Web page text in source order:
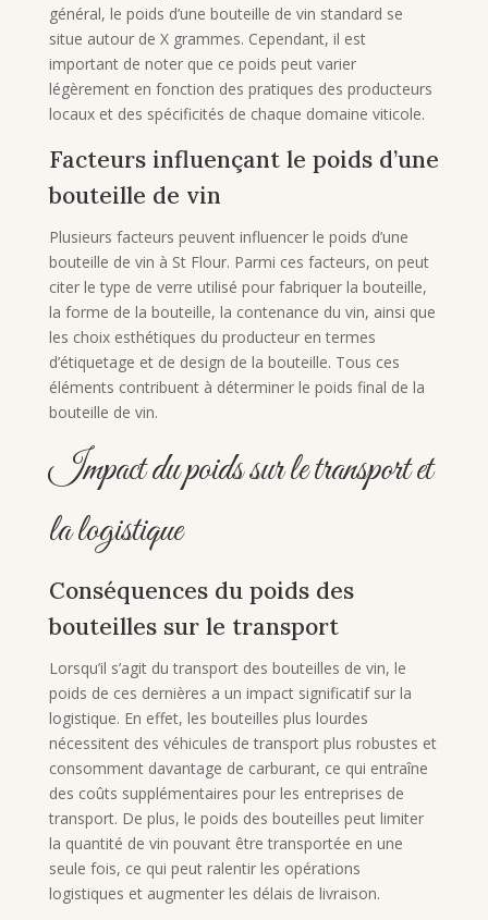
général, le poids d’une bouteille de vin standard se
situe autour de X grammes. Cependant, il est
important de noter que ce poids peut varier
légèrement en fonction des pratiques des producteurs
locaux et des spécificités de chaque domaine viticole.
Facteurs influençant le poids d’une
bouteille de vin
Plusieurs facteurs peuvent influencer le poids d’une
bouteille de vin à St Flour. Parmi ces facteurs, on peut
citer le type de verre utilisé pour fabriquer la bouteille,
la forme de la bouteille, la contenance du vin, ainsi que
les choix esthétiques du producteur en termes
d’étiquetage et de design de la bouteille. Tous ces
éléments contribuent à déterminer le poids final de la
bouteille de vin.
Impact du poids sur le transport et
la logistique
Conséquences du poids des
bouteilles sur le transport
Lorsqu’il s’agit du transport des bouteilles de vin, le
poids de ces dernières a un impact significatif sur la
logistique. En effet, les bouteilles plus lourdes
nécessitent des véhicules de transport plus robustes et
consomment davantage de carburant, ce qui entraîne
des coûts supplémentaires pour les entreprises de
transport. De plus, le poids des bouteilles peut limiter
la quantité de vin pouvant être transportée en une
seule fois, ce qui peut ralentir les opérations
logistiques et augmenter les délais de livraison.